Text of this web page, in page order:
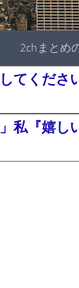
2chまとめ
てくだ
私『嬉